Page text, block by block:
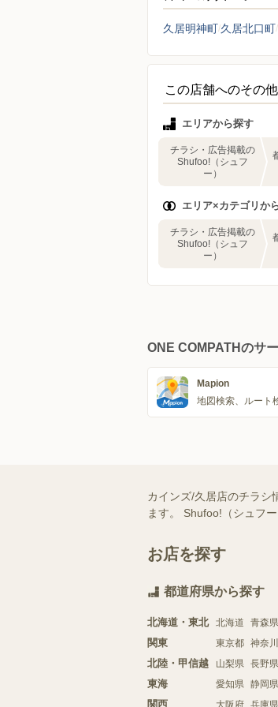
久居明神町 久居北口町
この店舗へのその
エリアから探す
チラシ・広告掲載の
Shufoo!（シュフ
ー）
エリア×カテゴリか
チラシ・広告掲載の
Shufoo!（シュフ
ー）
ONE COMPATHのサ
Mapion
地図検索、ルート
カインズ/久居店のチラシ
ます。 Shufoo!（シュフ
お店を探す
都道府県から探す
北海道・東北 北海道 青森県
関東 東京都 神奈
北陸・甲信越 山梨県 長野県
東海 愛知県 静岡県
関西 大阪府 兵庫県